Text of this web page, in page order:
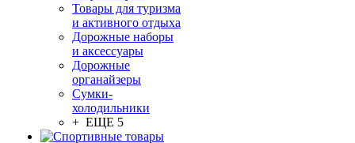
Товары для туризма
и активного отдыха
Дорожные наборы
и аксессуары
Дорожные
органайзеры
Сумки-
холодильники
+ ЕЩЕ 5